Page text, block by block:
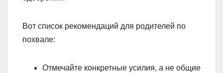
Вот список рекомендаций для родителей по
похвале:
Отмечайте конкретные усилия, а не общие